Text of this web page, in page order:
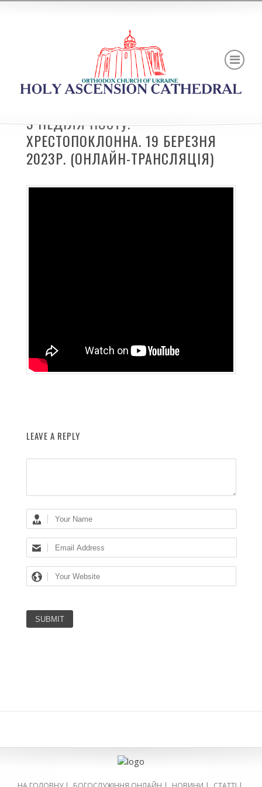
3 НЕДІЛЯ ПОСТУ.
ХРЕСТОПОКЛОННА. 19 БЕРЕЗНЯ
2023Р. (ОНЛАЙН-ТРАНСЛЯЦІЯ)
LEAVE A REPLY